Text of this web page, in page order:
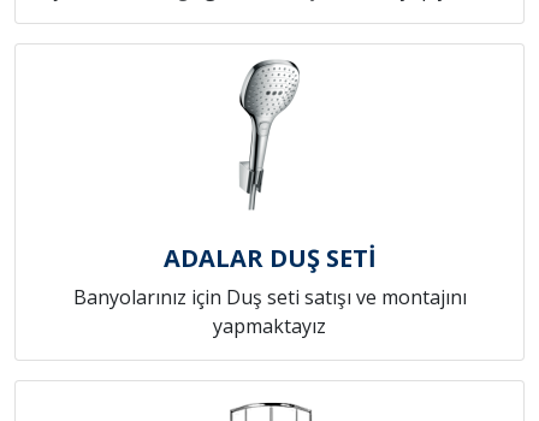
ADALAR DUŞ SETİ
Banyolarınız için Duş seti satışı ve montajını
yapmaktayız